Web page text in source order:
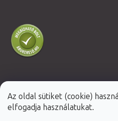
Az oldal sütiket (cookie)
elfogadja használatukat.
Shoptet